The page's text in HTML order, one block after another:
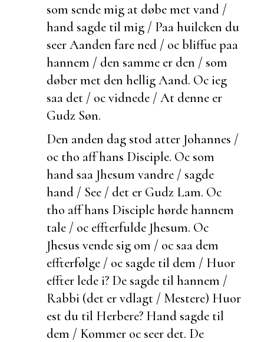
som sende mig at døbe met vand /
hand sagde til mig / Paa huilcken du
seer Aanden fare ned / oc bliffue paa
hannem / den samme er den / som
døber met den hellig Aand. Oc ieg
saa det / oc vidnede / At denne er
Gudz Søn.
Den anden dag stod atter Johannes /
oc tho aff hans Disciple. Oc som
hand saa Jhesum vandre / sagde
hand / See / det er Gudz Lam. Oc
tho aff hans Disciple hørde hannem
tale / oc effterfulde Jhesum. Oc
Jhesus vende sig om / oc saa dem
effterfølge / oc sagde til dem / Huor
effter lede i? De sagde til hannem /
Rabbi (det er vdlagt / Mestere) Huor
est du til Herbere? Hand sagde til
dem / Kommer oc seer det. De